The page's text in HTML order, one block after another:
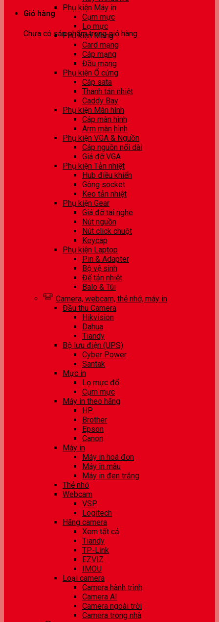
Giỏ hàng
Chưa có sản phẩm trong giỏ hàng.
Phụ kiện Máy in
Cụm mực
Lọ mực
Phụ kiện Mạng
Card mạng
Cáp mạng
Đầu mạng
Phụ kiện Ổ cứng
Cáp sata
Thanh tản nhiệt
Caddy Bay
Phụ kiện Màn hình
Cáp màn hình
Arm màn hình
Phụ kiện VGA & Nguồn
Cáp nguồn nối dài
Giá đỡ VGA
Phụ kiện Tản nhiệt
Hub điều khiển
Gông socket
Keo tản nhiệt
Phụ kiện Gear
Giá đỡ tai nghe
Nút nguồn
Nút click chuột
Keycap
Phụ kiện Laptop
Pin & Adapter
Bộ vệ sinh
Đế tản nhiệt
Balo & Túi
Camera, webcam, thẻ nhớ, máy in
Đầu thu Camera
Hikvision
Dahua
Tiandy
Bộ lưu điện (UPS)
Cyber Power
Santak
Mực in
Lọ mực đổ
Cụm mực
Máy in theo hãng
HP
Brother
Epson
Canon
Máy in
Máy in hoá đơn
Máy in màu
Máy in đen trắng
Thẻ nhớ
Webcam
VSP
Logitech
Hãng camera
Xem tất cả
Tiandy
TP-Link
EZVIZ
IMOU
Loại camera
Camera hành trình
Camera AI
Camera ngoài trời
Camera trong nhà